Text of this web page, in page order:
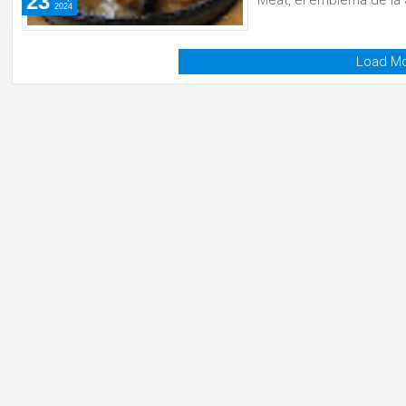
2024
Load